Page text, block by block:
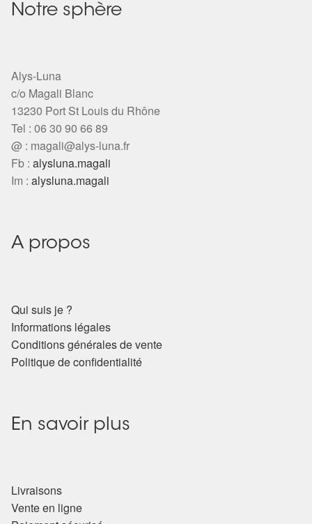
Notre sphère
Alys-Luna
c/o Magali Blanc
13230 Port St Louis du Rhône
Tel : 06 30 90 66 89
@ : magali@alys-luna.fr
Fb : alysluna.magali
Im : alysluna.magali
A propos
Qui suis je ?
Informations légales
Conditions générales de vente
Politique de confidentialité
En savoir plus
Livraisons
Vente en ligne